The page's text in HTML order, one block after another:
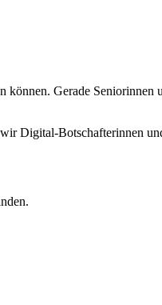
Gerade
Digital-Botschafterinnen